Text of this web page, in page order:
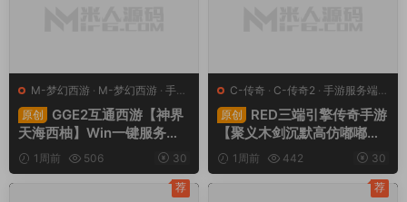
M-梦幻西游 · M-梦幻西游 · 手游
服务端
端游服务端
原创
GGE2互通西游【神界
天海西柚】Win一键服务端
+安卓苹果PC三端+内置GM
工具+全套源码+视频架设教
1周前 506 30
C-传奇 · C-传奇2 · 手游服务端
端游服务端
原创
RED三端引擎传奇手游
【聚义木剑沉默高仿嘟嘟沉
默】Win一键服务端+安卓苹
果PC三端+视频架设教程
1周前 442 30
荐 荐